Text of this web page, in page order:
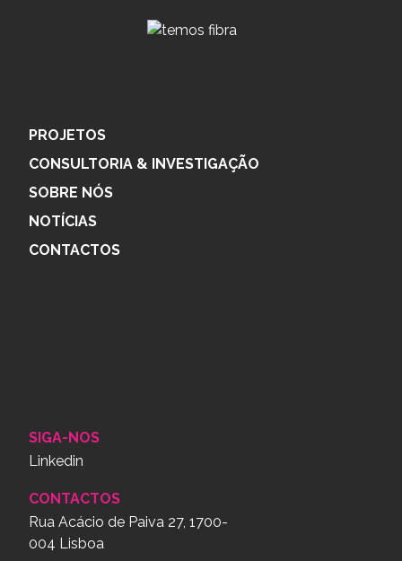
PROJETOS
CONSULTORIA & INVESTIGAÇÃO
SOBRE NÓS
NOTÍCIAS
CONTACTOS
SIGA-NOS
Linkedin
CONTACTOS
Rua Acácio de Paiva 27, 1700-
004 Lisboa